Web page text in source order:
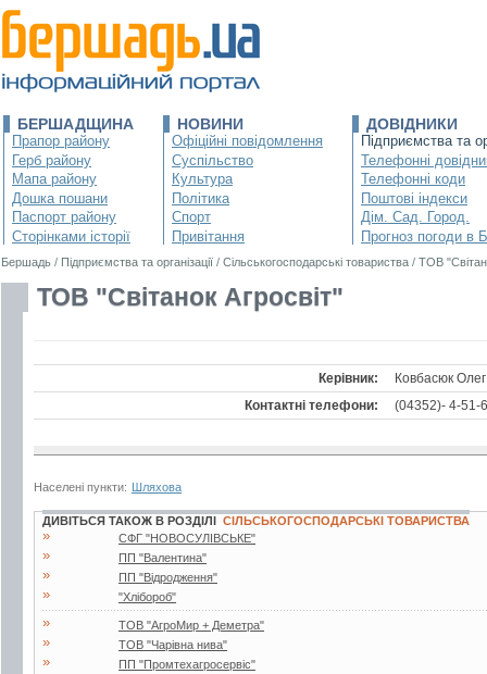
БЕРШАДЩИНА
Прапор району
Герб району
Мапа району
Дошка пошани
Паспорт району
Сторінками історії
НОВИНИ
Офіційні повідомлення
Суспільство
Культура
Політика
Спорт
Привітання
ДОВІДНИКИ
Підприємства та
Телефонні
Телефонні коди
Поштові індекси
Дім. Сад. Город.
Прогноз погоди в
Бершадь / Підприємства та організації / Сільськогосподарські товариства / ТОВ
ТОВ "Світанок Агросвіт"
Керівник:
Ковбасюк Олег
Контактні телефони:
(04352)- 4-51-
Населені пункти: Шляхова
ДИВІТЬСЯ ТАКОЖ В РОЗДІЛІ СІЛЬСЬКОГОСПОДАРСЬКІ ТОВАРИСТВА
» СФГ "НОВОСУЛІВСЬКЕ"
» ПП "Валентина"
» ПП "Відродження"
» "Хлібороб"
» ТОВ "АгроМир + Деметра"
» ТОВ "Чарівна нива"
» ПП "Промтехагросервіс"